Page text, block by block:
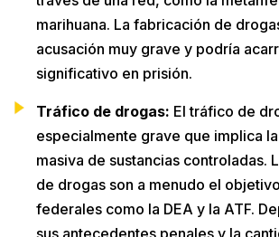
marihuana. La fabricación de
acusación muy grave y podría
significativo en prisión.
Tráfico de drogas: El tráfico de
especialmente grave que implica
masiva de sustancias controladas.
de drogas son a menudo el
federales como la DEA y la ATF.